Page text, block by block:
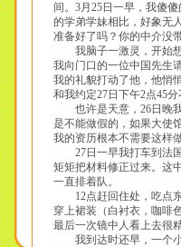
间。3月25日一早，我傻
的学弟学妹相比，好象无
准备好了吗？你的中介没
我脑子一激灵，开始想
我向门口的一位中国先生
我的礼貌打动了他，他悄
和我约定27日下午2点45
也许是天意，26日晚我
是不能做假的，如果大使
我的资历根本不需要这样
27日一早我打车到法国
矩矩把材料修正过来。这
一直排着队。
12点赶回住处，吃点东
穿上裙装（白衬衣，咖啡
最后一次镜中人看上去很
我到达时还早，一个小